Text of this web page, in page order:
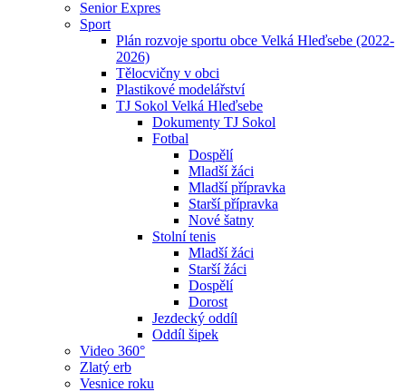
Senior Expres
Sport
Plán rozvoje sportu obce Velká Hleďsebe (2022-
2026)
Tělocvičny v obci
Plastikové modelářství
TJ Sokol Velká Hleďsebe
Dokumenty TJ Sokol
Fotbal
Dospělí
Mladší žáci
Mladší přípravka
Starší přípravka
Nové šatny
Stolní tenis
Mladší žáci
Starší žáci
Dospělí
Dorost
Jezdecký oddíl
Oddíl šipek
Video 360°
Zlatý erb
Vesnice roku